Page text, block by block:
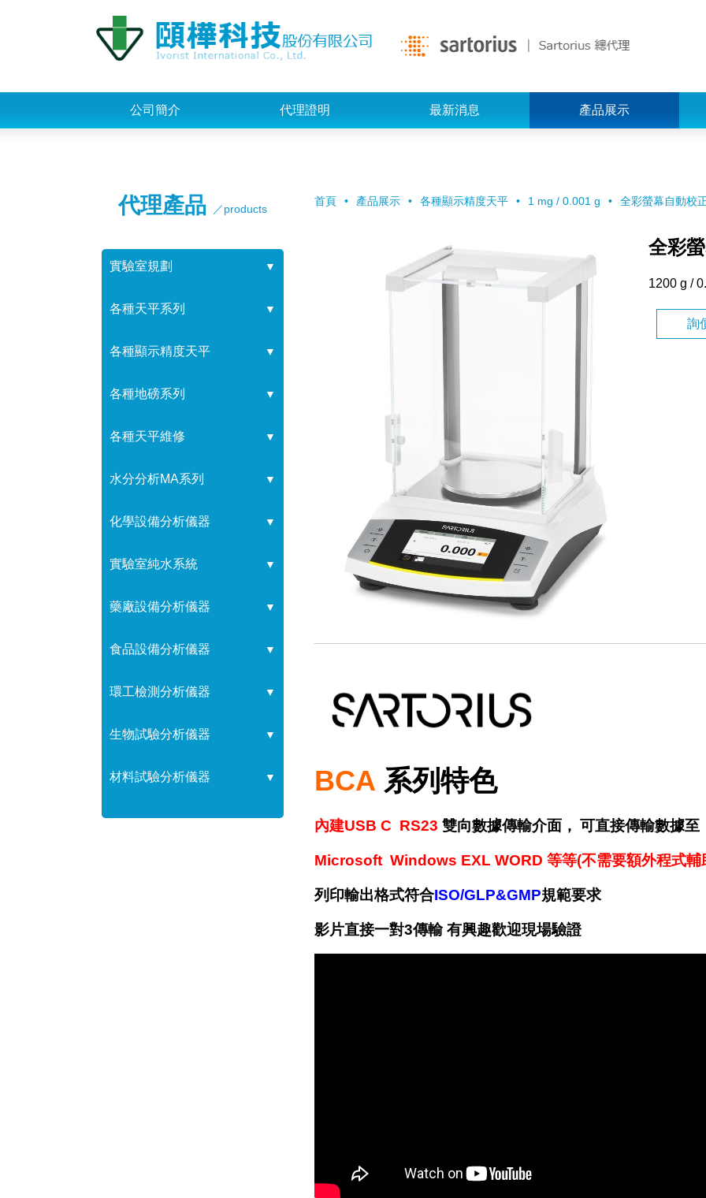
公司簡介 代理證明 最新消息 產品展示
代理產品 ／products
實驗室規劃 ▼
各種天平系列 ▼
各種顯示精度天平 ▼
各種地磅系列 ▼
各種天平維修 ▼
水分分析MA系列 ▼
化學設備分析儀器 ▼
實驗室純水系統 ▼
藥廠設備分析儀器 ▼
食品設備分析儀器 ▼
環工檢測分析儀器 ▼
生物試驗分析儀器 ▼
材料試驗分析儀器 ▼
首頁 產品展示 各種顯示精度天平 1 mg / 0.001 g 全彩螢幕自動校
全彩
1200 g /
詢
BCA 系列特色
內建USB C RS23 雙向數據傳輸介面， 可直接傳輸數據至
Microsoft Windows EXL WORD 等等(不需要額外程式輔
列印輸出格式符合ISO/GLP&GMP規範要求
影片直接一對3傳輸 有興趣歡迎現場驗證